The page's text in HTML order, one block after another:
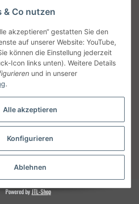
Vertrag widerrufen
inkl. gesetzlicher USt., zzgl.
Powered byJTL-Shop
& Co nutzen
akzeptieren“ gestatten Sie den
auf unserer Website: YouTube,
können die Einstellung jederzeit
Icon links unten). Weitere Details
und in unserer
.
Alle akzeptieren
Konfigurieren
Ablehnen